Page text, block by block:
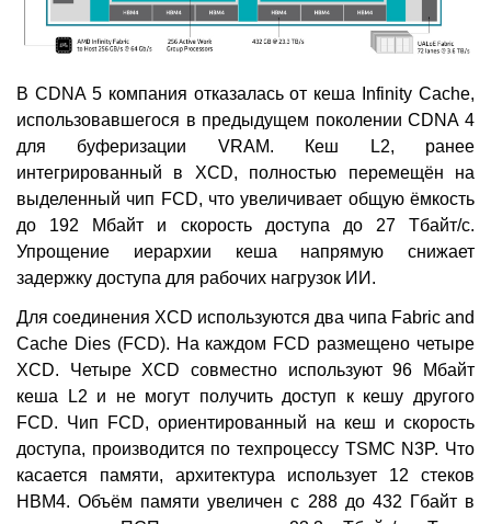
В CDNA 5 компания отказалась от кеша Infinity Cache,
использовавшегося в предыдущем поколении CDNA 4
для буферизации VRAM. Кеш L2, ранее
интегрированный в XCD, полностью перемещён на
выделенный чип FCD, что увеличивает общую ёмкость
до 192 Мбайт и скорость доступа до 27 Тбайт/с.
Упрощение иерархии кеша напрямую снижает
задержку доступа для рабочих нагрузок ИИ.
Для соединения XCD используются два чипа Fabric and
Cache Dies (FCD). На каждом FCD размещено четыре
XCD. Четыре XCD совместно используют 96 Мбайт
кеша L2 и не могут получить доступ к кешу другого
FCD. Чип FCD, ориентированный на кеш и скорость
доступа, производится по техпроцессу TSMC N3P. Что
касается памяти, архитектура использует 12 стеков
HBM4. Объём памяти увеличен с 288 до 432 Гбайт в